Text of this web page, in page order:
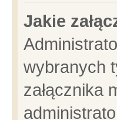
Jakie
wybranych
załącznika